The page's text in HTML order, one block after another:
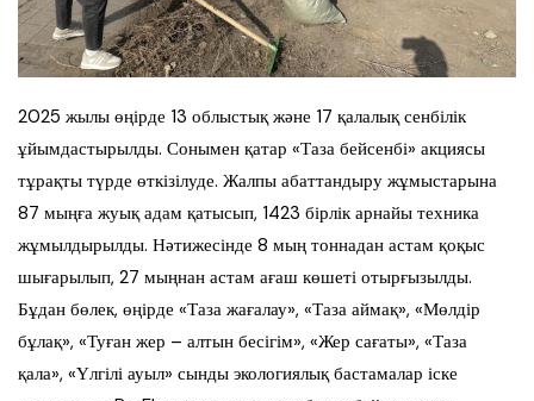
2025 жылы өңірде 13 облыстық және 17 қалалық сенбілік
ұйымдастырылды. Сонымен қатар «Таза бейсенбі» акциясы
тұрақты түрде өткізілуде. Жалпы абаттандыру жұмыстарына
87 мыңға жуық адам қатысып, 1423 бірлік арнайы техника
жұмылдырылды. Нәтижесінде 8 мың тоннадан астам қоқыс
шығарылып, 27 мыңнан астам ағаш көшеті отырғызылды.
Бұдан бөлек, өңірде «Таза жағалау», «Таза аймақ», «Мөлдір
бұлақ», «Туған жер – алтын бесігім», «Жер сағаты», «Таза
қала», «Үлгілі ауыл» сынды экологиялық бастамалар іске